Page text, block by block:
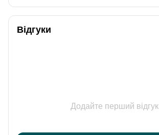
Відгуки
Додайте перший відгук